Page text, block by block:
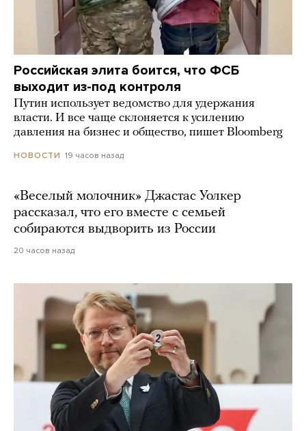
Российская элита боится, что ФСБ
выходит из-под контроля
Путин использует ведомство для удержания
власти. И все чаще склоняется к усилению
давления на бизнес и общество, пишет Bloomberg
НОВОСТИ 19 часов назад
«Веселый молочник» Джастас Уолкер
рассказал, что его вместе с семьей
собираются выдворить из России
20 часов назад